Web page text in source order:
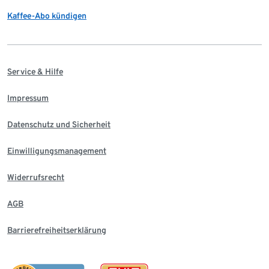
Kaffee-Abo kündigen
Service & Hilfe
Impressum
Datenschutz und Sicherheit
Einwilligungsmanagement
Widerrufsrecht
AGB
Barrierefreiheitserklärung